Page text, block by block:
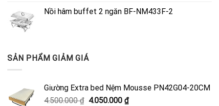
Nồi hâm buffet 2 ngăn BF-NM433F-2
SẢN PHẨM GIẢM GIÁ
Giường Extra bed Nệm Mousse PN42G04-20CM
4.500.000₫ Giá
4.050.000 ₫Giá